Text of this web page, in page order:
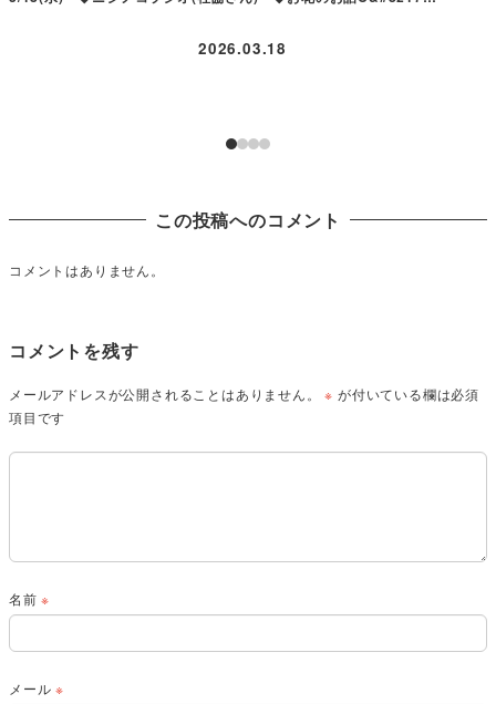
2026.03.18
この投稿へのコメント
コメントはありません。
コメントを残す
メールアドレスが公開されることはありません。 ※ が付いている欄は必須
項目です
名前※
メール※